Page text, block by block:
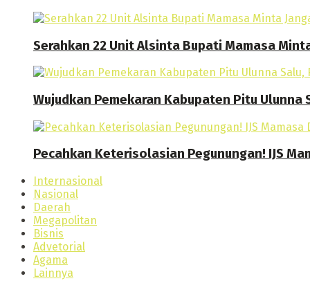
Serahkan 22 Unit Alsinta Bupati Mamasa
Wujudkan Pemekaran Kabupaten Pitu
Pecahkan Keterisolasian Pegunungan! IJS
Internasional
Nasional
Daerah
Megapolitan
Bisnis
Advetorial
Agama
Lainnya